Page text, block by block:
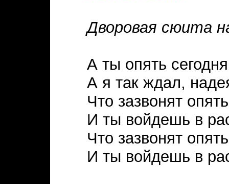
Дворовая сюита
А ты опять
А я так ждал,
Что зазвонят
И ты войдешь в
Что зазвонят
И ты войдешь в